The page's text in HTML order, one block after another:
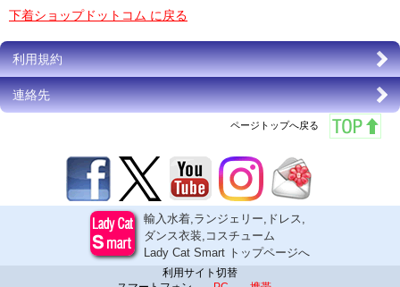
下着ショップドットコム に戻る
利用規約
連絡先
ページトップへ戻る
輸入水着,ランジェリー,ドレス,
ダンス衣装,コスチューム
Lady Cat Smart トップページへ
利用サイト切替